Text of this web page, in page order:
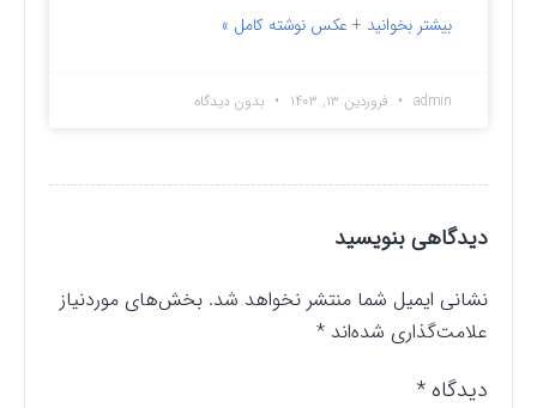
بیشتر بخوانید + عکس نوشته کامل »
admin فروردین ۱۳, ۱۴۰۳ بدون دیدگاه
دیدگاهی بنویسید
نشانی ایمیل شما منتشر نخواهد شد. بخش‌های موردنیاز
علامت‌گذاری شده‌اند*
دیدگاه*